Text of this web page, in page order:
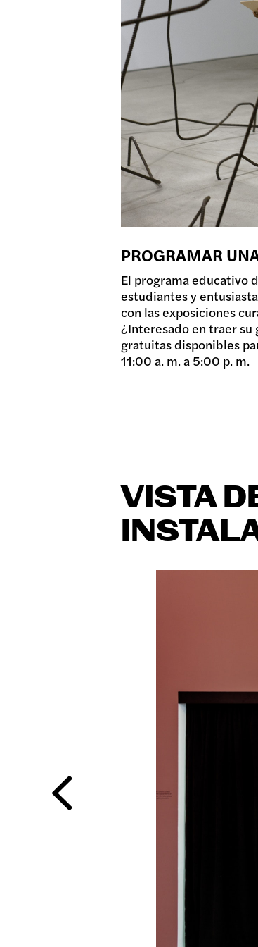
PROGRAMAR
El programa educativo
estudiantes y
con las exposiciones
¿Interesado en traer su
gratuitas disponibles
11:00 a. m. a 5:00 p. m.
VISTA